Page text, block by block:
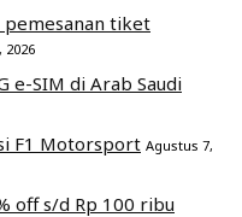
tiket
2026
e-SIM di Arab Saudi
F1 Motorsport Agustus 7,
off s/d Rp 100 ribu